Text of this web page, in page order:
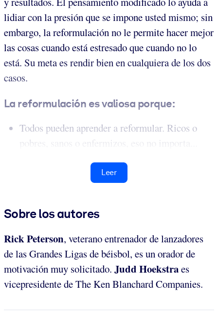
lidiar con la presión que se impone usted mismo; sin
embargo, la reformulación no le permite hacer mejor
las cosas cuando está estresado que cuando no lo
está. Su meta es rendir bien en cualquiera de los dos
casos.
La reformulación es valiosa porque:
Todos pueden aprender a reformular. Ricos o
pobres, sanos o enfermizos, eso no importa...
Leer
Sobre los autores
Rick Peterson, veterano entrenador de lanzadores
de las Grandes Ligas de béisbol, es un orador de
motivación muy solicitado. Judd Hoekstraes
vicepresidente de The Ken Blanchard Companies.